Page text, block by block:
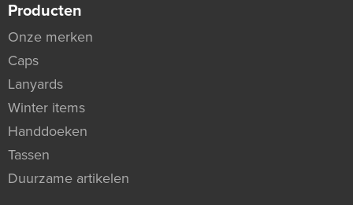
Producten
Onze merken
Caps
Lanyards
Winter items
Handdoeken
Tassen
Duurzame artikelen